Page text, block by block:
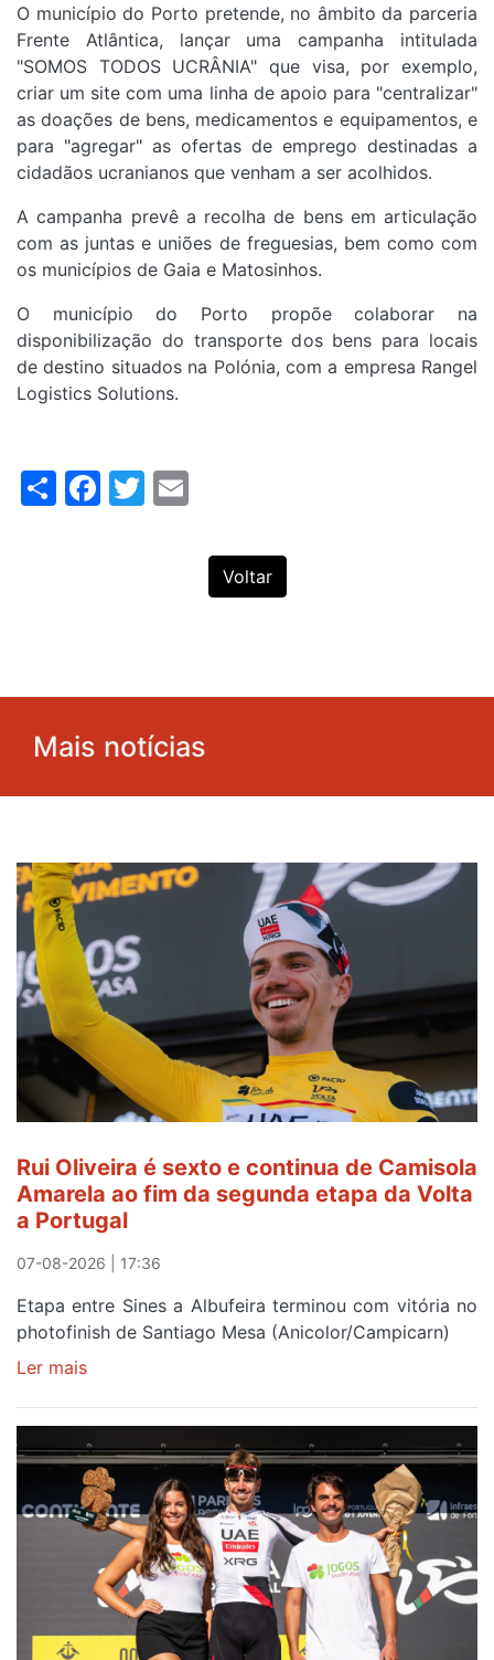
O município do Porto pretende, no âmbito da parceria
Frente Atlântica, lançar uma campanha intitulada
"SOMOS TODOS UCRÂNIA" que visa, por exemplo,
criar um site com uma linha de apoio para "centralizar"
as doações de bens, medicamentos e equipamentos, e
para "agregar" as ofertas de emprego destinadas a
cidadãos ucranianos que venham a ser acolhidos.
A campanha prevê a recolha de bens em articulação
com as juntas e uniões de freguesias, bem como com
os municípios de Gaia e Matosinhos.
O município do Porto propõe colaborar na
disponibilização do transporte dos bens para locais
de destino situados na Polónia, com a empresa Rangel
Logistics Solutions.
ShareFacebook
Twitter
Voltar
Mais notícias
Rui Oliveira é sexto e continua de Camisola
Amarela ao fim da segunda etapa da Volta
a Portugal
07-08-2026 | 17:36
Etapa entre Sines a Albufeira terminou com vitória no
photofinish de Santiago Mesa (Anicolor/Campicarn)
Ler mais
Oliveira
é
sexto
e
continua
Camisola
Amarela
ao